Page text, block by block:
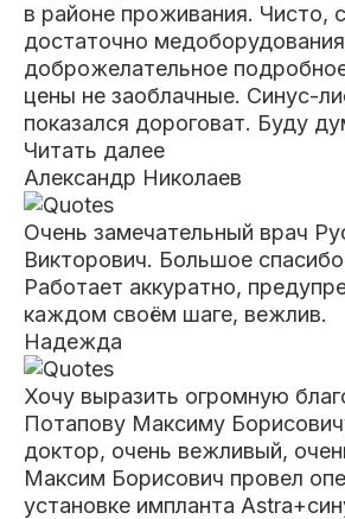
в районе проживания. Чисто,
достаточно
доброжелательное
цены не заоблачные. Синус-
показался дороговат. Буду
Читать далее
Александр Николаев
Очень замечательный врач
Викторович. Большое спасибо
Работает аккуратно,
каждом своём шаге, вежлив.
Надежда
Хочу выразить огромную
Потапову Максиму
доктор, очень вежливый,
Максим Борисович провел
установке импланта